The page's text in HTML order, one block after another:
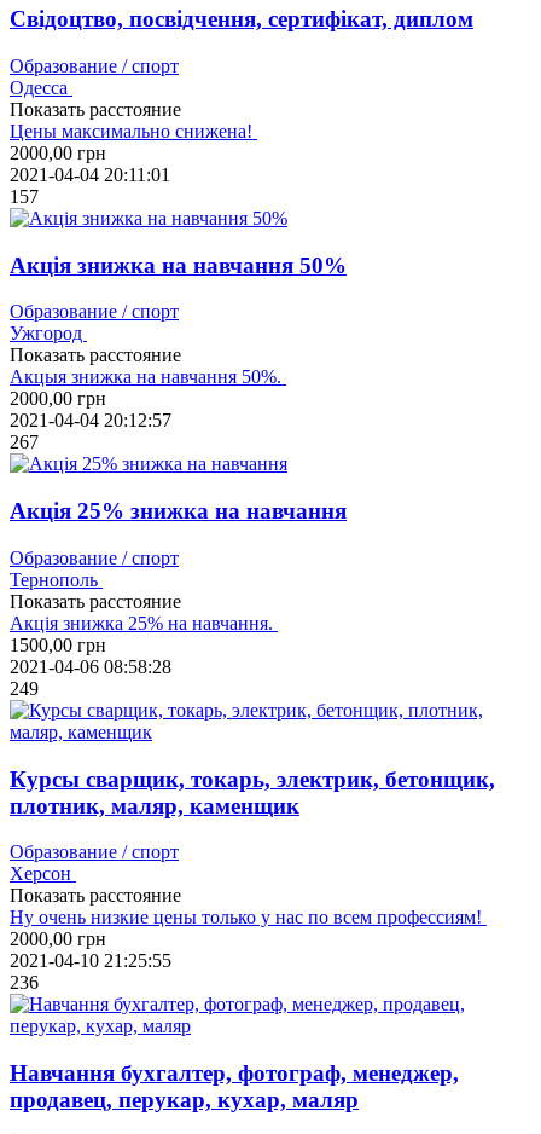
Свідоцтво, посвідчення, сертифікат, диплом
Образование / спорт
Одесса
Показать расстояние
Цены максимально снижена!
2000,00 грн
2021-04-04 20:11:01
157
Акція знижка на навчання 50%
Образование / спорт
Ужгород
Показать расстояние
Акцыя знижка на навчання 50%.
2000,00 грн
2021-04-04 20:12:57
267
Акція 25% знижка на навчання
Образование / спорт
Тернополь
Показать расстояние
Акція знижка 25% на навчання.
1500,00 грн
2021-04-06 08:58:28
249
Курсы сварщик, токарь, электрик, бетонщик,
плотник, маляр, каменщик
Образование / спорт
Херсон
Показать расстояние
Ну очень низкие цены только у нас по всем профессиям!
2000,00 грн
2021-04-10 21:25:55
236
Навчання бухгалтер, фотограф, менеджер,
продавец, перукар, кухар, маляр